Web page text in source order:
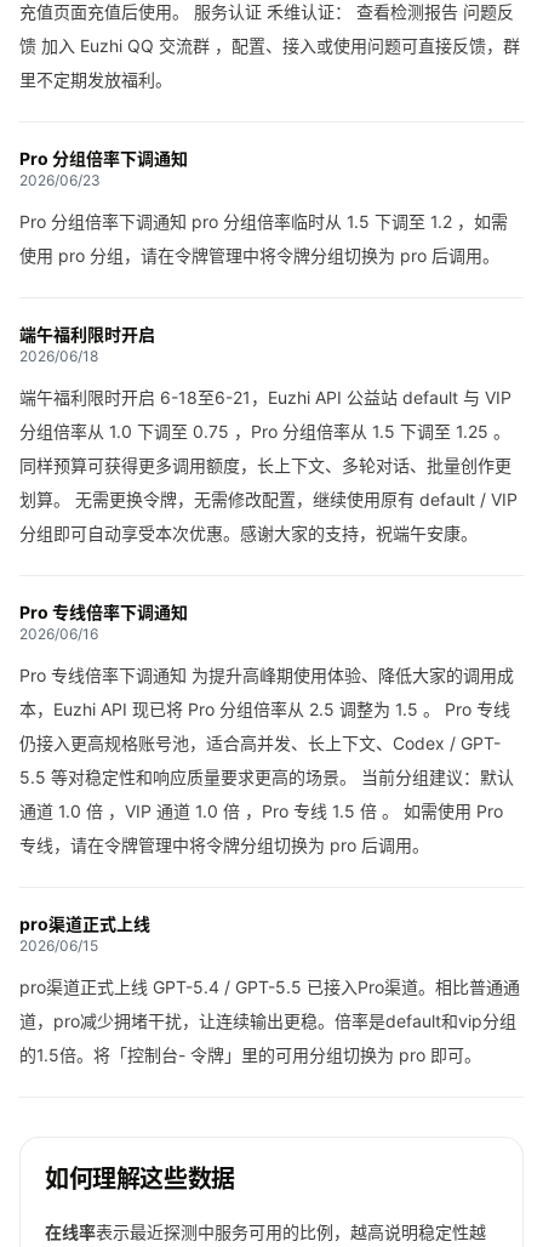
充值页面充值后使用。 服务认证 禾维认证： 查看检测报告 问题反
馈 加入 Euzhi QQ 交流群 ，配置、接入或使用问题可直接反馈，群
里不定期发放福利。
Pro 分组倍率下调通知
2026/06/23
Pro 分组倍率下调通知 pro 分组倍率临时从 1.5 下调至 1.2 ，如需
使用 pro 分组，请在令牌管理中将令牌分组切换为 pro 后调用。
端午福利限时开启
2026/06/18
端午福利限时开启 6-18至6-21，Euzhi API 公益站 default 与 VIP
分组倍率从 1.0 下调至 0.75 ，Pro 分组倍率从 1.5 下调至 1.25 。
同样预算可获得更多调用额度，长上下文、多轮对话、批量创作更
划算。 无需更换令牌，无需修改配置，继续使用原有 default / VIP
分组即可自动享受本次优惠。感谢大家的支持，祝端午安康。
Pro 专线倍率下调通知
2026/06/16
Pro 专线倍率下调通知 为提升高峰期使用体验、降低大家的调用成
本，Euzhi API 现已将 Pro 分组倍率从 2.5 调整为 1.5 。 Pro 专线
仍接入更高规格账号池，适合高并发、长上下文、Codex / GPT-
5.5 等对稳定性和响应质量要求更高的场景。 当前分组建议：默认
通道 1.0 倍 ，VIP 通道 1.0 倍 ，Pro 专线 1.5 倍 。 如需使用 Pro
专线，请在令牌管理中将令牌分组切换为 pro 后调用。
pro渠道正式上线
2026/06/15
pro渠道正式上线 GPT-5.4 / GPT-5.5 已接入Pro渠道。相比普通通
道，pro减少拥堵干扰，让连续输出更稳。倍率是default和vip分组
的1.5倍。将「控制台- 令牌」里的可用分组切换为 pro 即可。
如何理解这些数据
在线率表示最近探测中服务可用的比例，越高说明稳定性越